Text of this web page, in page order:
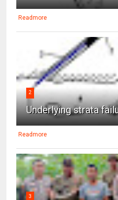
Readmore
2
Underlying strata
Readmore
3